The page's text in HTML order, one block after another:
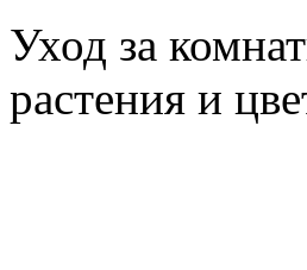
Уход за
растения и